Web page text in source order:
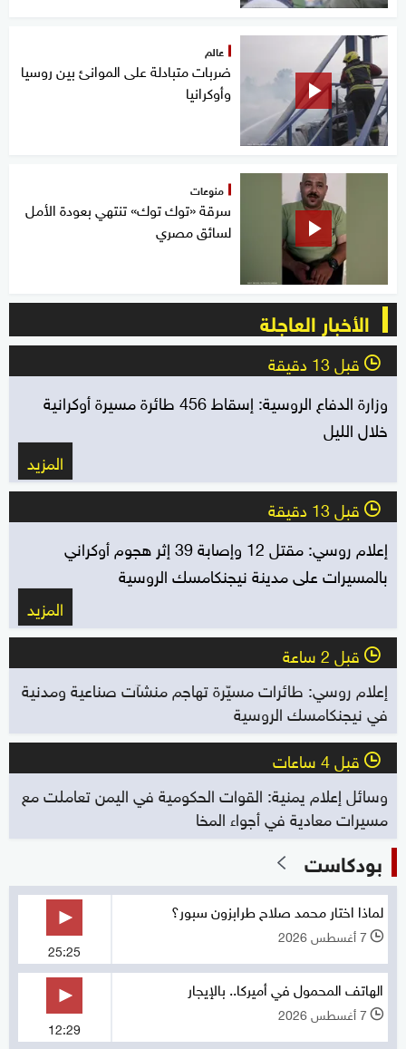
عالم
ضربات متبادلة على الموانئ بين روسيا
وأوكرانيا
منوعات
سرقة «توك توك» تنتهي بعودة الأمل
لسائق مصري
الأخبار العاجلة
l قبل 13 دقيقة
وزارة الدفاع الروسية: إسقاط 456 طائرة مسيرة أوكرانية
خلال الليل
المزيد
l قبل 13 دقيقة
إعلام روسي: مقتل 12 وإصابة 39 إثر هجوم أوكراني
بالمسيرات على مدينة نيجنكامسك الروسية
المزيد
l قبل 2 ساعة
إعلام روسي: طائرات مسيّرة تهاجم منشآت صناعية ومدنية
في نيجنكامسك الروسية
l قبل 4 ساعات
وسائل إعلام يمنية: القوات الحكومية في اليمن تعاملت مع
مسيرات معادية في أجواء المخا
بودكاست
لماذا اختار محمد صلاح طرابزون سبور؟
l 7 أغسطس 2026
25:25
الهاتف المحمول في أميركا.. بالإيجار
l 7 أغسطس 2026
12:29